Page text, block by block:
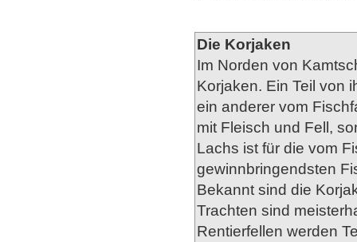
Die Korjaken
Im Norden von
Korjaken. Ein Teil von
ein anderer vom
mit Fleisch und Fell,
Lachs ist für die vom
gewinnbringendsten
Bekannt sind die
Trachten sind
Rentierfellen werden